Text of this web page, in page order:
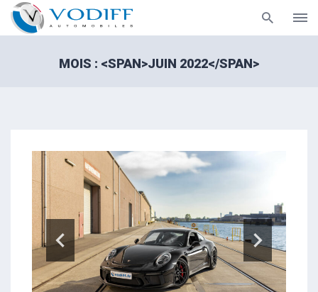
MOIS : <SPAN>JUIN 2022</SPAN>
Previo
us
Next